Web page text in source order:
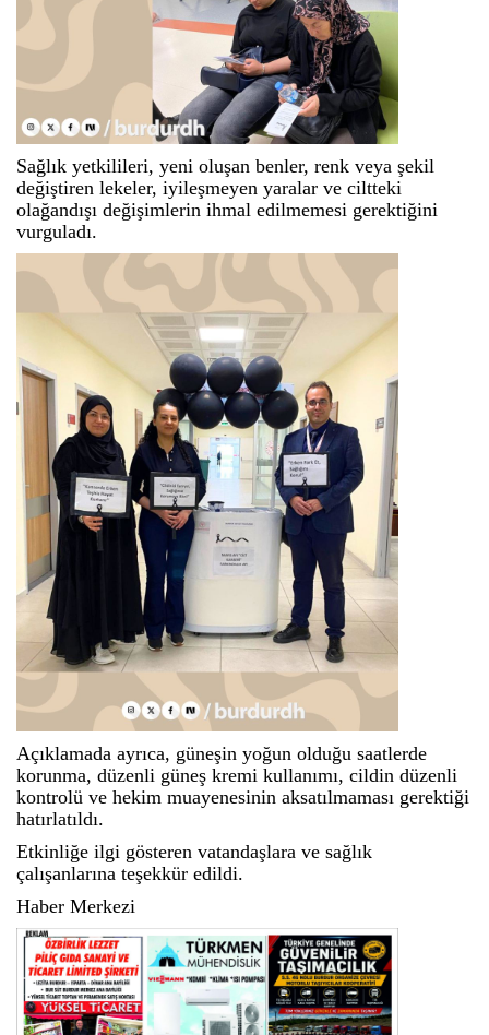
Sağlık yetkilileri, yeni oluşan benler, renk veya şekil
değiştiren lekeler, iyileşmeyen yaralar ve ciltteki
olağandışı değişimlerin ihmal edilmemesi gerektiğini
vurguladı.
Açıklamada ayrıca, güneşin yoğun olduğu saatlerde
korunma, düzenli güneş kremi kullanımı, cildin düzenli
kontrolü ve hekim muayenesinin aksatılmaması gerektiği
hatırlatıldı.
Etkinliğe ilgi gösteren vatandaşlara ve sağlık
çalışanlarına teşekkür edildi.
Haber Merkezi